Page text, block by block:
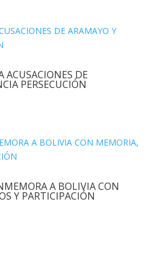
ACUSACIONES DE
PERSECUCIÓN
A BOLIVIA CON
Y PARTICIPACIÓN